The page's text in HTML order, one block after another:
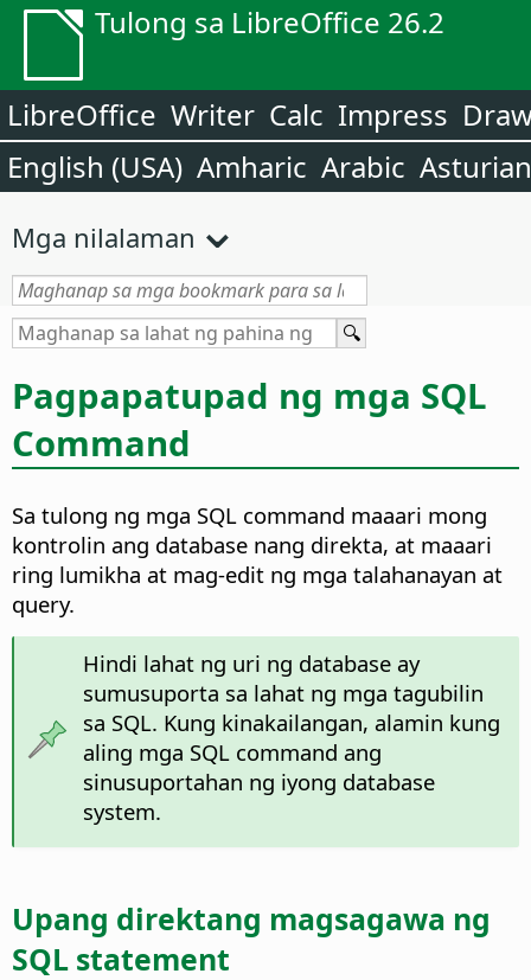
Tulong sa LibreOffice 26.2
LibreOffice Writer Calc Impress
English (USA) Amharic Arabic Asturian
Mga nilalaman
Pagpapatupad ng mga SQL
Command
Sa tulong ng mga SQL command maaari mong
kontrolin ang database nang direkta, at maaari
ring lumikha at mag-edit ng mga talahanayan at
query.
Hindi lahat ng uri ng database ay
sumusuporta sa lahat ng mga tagubilin
sa SQL. Kung kinakailangan, alamin kung
aling mga SQL command ang
sinusuportahan ng iyong database
system.
Upang direktang magsagawa ng
SQL statement